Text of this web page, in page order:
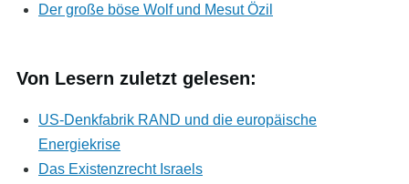
Der große böse Wolf und Mesut Özil
Von Lesern zuletzt gelesen:
US-Denkfabrik RAND und die europäische
Energiekrise
Das Existenzrecht Israels